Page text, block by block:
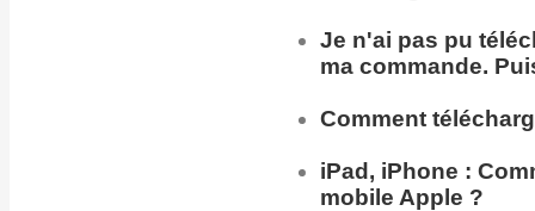
Je n'ai pas pu
ma commande.
Comment
iPad, iPhone :
mobile Apple ?